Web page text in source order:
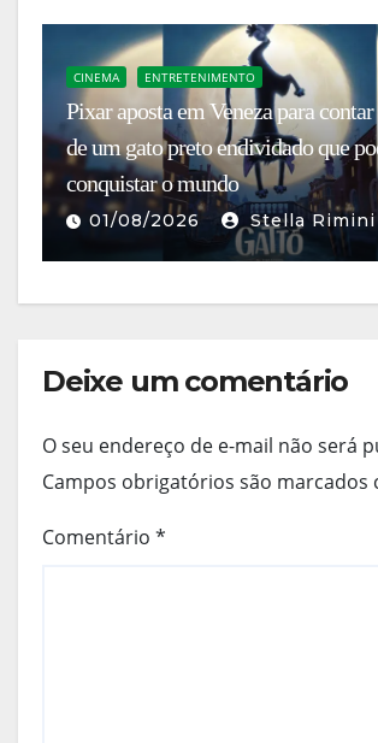
CINEMA ENTRETENIMENTO
Pixar aposta em Veneza para
de um gato preto endividado que
conquistar o mundo
01/08/2026 Stella Rimini
Deixe um comentário
O seu endereço de e-mail não será
Campos obrigatórios são marcados
Comentário *